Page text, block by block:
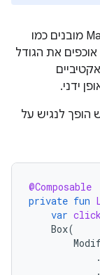
את הגודל
ידני.
לנגיש על
@Composable
private fun
var
Box(
.
.